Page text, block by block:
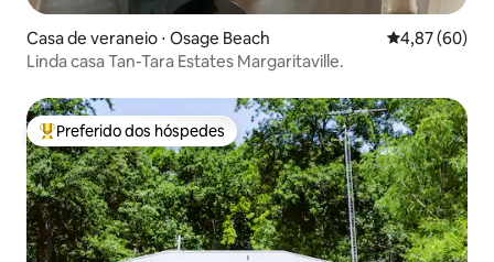
Casa de veraneio ⋅ Osage Beach 4,87 de uma
4,87 (60)
Linda casa Tan-Tara Estates Margaritaville.
Entre os melhores preferidos dos hóspedes
Preferido dos hóspedes